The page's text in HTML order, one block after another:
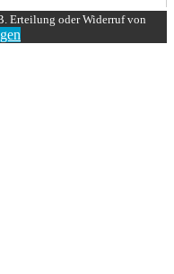
Erteilung oder Widerruf von